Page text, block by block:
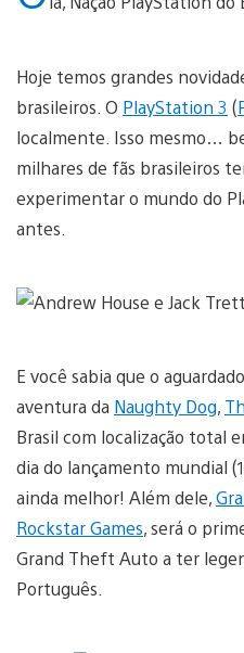
Hoje temos grandes
brasileiros. O PlayStation 3 (
localmente. Isso mesmo…
milhares de fãs brasileiros
experimentar o mundo do
antes.
E você sabia que o
aventura da Naughty Dog,
Brasil com localização total
dia do lançamento mundial
ainda melhor! Além dele,
Rockstar Games, será o
Grand Theft Auto a ter
Português.